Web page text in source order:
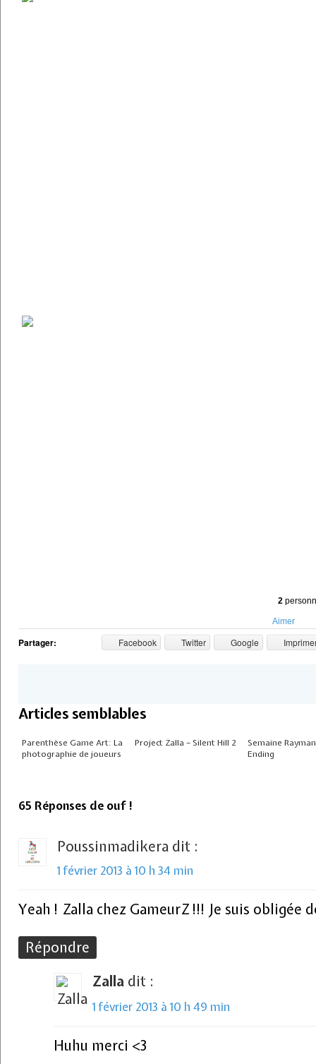
2
Aimer
Partager: Facebook Twitter Google
Articles semblables
Parenthèse Game Art: La
photographie de joueurs
Project Zalla – Silent Hill 2
Semaine
Ending
65 Réponses de ouf !
Poussinmadikera dit :
1 février 2013 à 10 h 34 min
Yeah ! Zalla chez GameurZ !!! Je suis obligée
Répondre
Zalla dit :
1 février 2013 à 10 h 49 min
Huhu merci <3